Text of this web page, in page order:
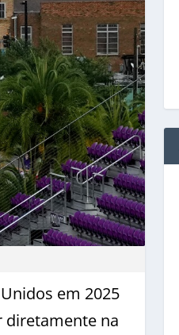
em 2025
diretamente na